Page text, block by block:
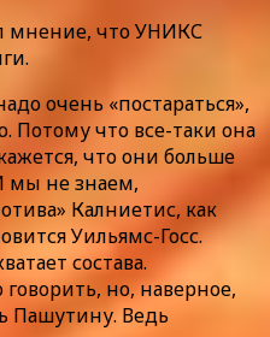
мнение, что УНИКС
очень «постараться»,
Потому что все-таки она
что они больше
мы не знаем,
Калниетис, как
Уильямс-Госс.
состава.
но, наверное,
Пашутину. Ведь